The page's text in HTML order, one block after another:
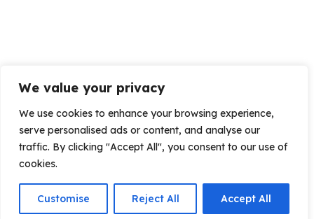
We value your privacy
We use cookies to enhance your browsing experience,
serve personalised ads or content, and analyse our
traffic. By clicking "Accept All", you consent to our use of
cookies.
Customise Reject All Accept All